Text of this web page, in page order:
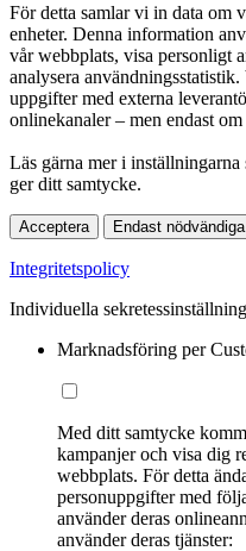
För detta samlar vi in data om
enheter. Denna information
vår webbplats, visa personligt
analysera
uppgifter med externa
onlinekanaler – men endast
Läs gärna mer i inställningarna
ger ditt samtycke.
Acceptera Endast nödvändiga
Integritetspolicy
Individuella
Marknadsföring per
Med ditt samtycke
kampanjer och visa dig
webbplats. För detta
personuppgifter med
använder deras
använder deras tjänster: